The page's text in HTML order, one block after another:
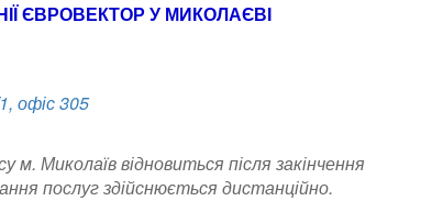
ЄВРОВЕКТОР У МИКОЛАЄВІ
офіс 305
м. Миколаїв відновиться після закінчення
послуг здійснюється дистанційно.